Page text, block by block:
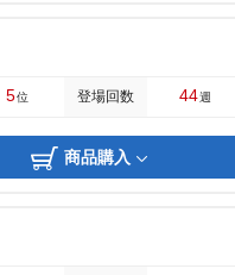
5位 登場回数 44週
商品購入